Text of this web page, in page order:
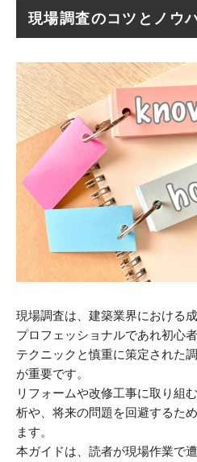
現場調査のコツとノウ
現場調査は、建築業界における成
プロフェッショナルであれ初心
テクニックと慎重に策定された
が重要です。
リフォームや改修工事に取り組
析や、将来の問題を回避するた
ます。
本ガイドは、読者が現場作業で